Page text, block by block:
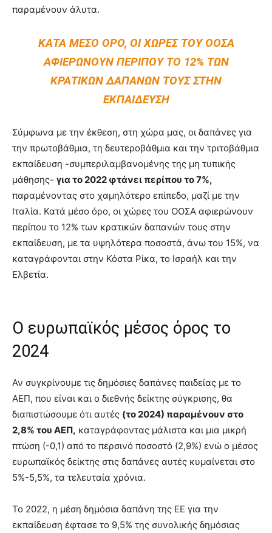
παραμένουν άλυτα.
ΚΑΤΆ ΜΈΣΟ ΌΡΟ, ΟΙ ΧΏΡΕΣ ΤΟΥ ΟΟΣΑ
ΑΦΙΕΡΏΝΟΥΝ ΠΕΡΊΠΟΥ ΤΟ 12% ΤΩΝ
ΚΡΑΤΙΚΏΝ ΔΑΠΑΝΏΝ ΤΟΥΣ ΣΤΗΝ
ΕΚΠΑΊΔΕΥΣΗ
Σύμφωνα με την έκθεση, στη χώρα μας, οι δαπάνες για
την πρωτοβάθμια, τη δευτεροβάθμια και την τριτοβάθμια
εκπαίδευση -συμπεριλαμβανομένης της μη τυπικής
μάθησης- για το 2022 φτάνει περίπου το 7%,
παραμένοντας στο χαμηλότερο επίπεδο, μαζί με την
Ιταλία. Κατά μέσο όρο, οι χώρες του ΟΟΣΑ αφιερώνουν
περίπου το 12% των κρατικών δαπανών τους στην
εκπαίδευση, με τα υψηλότερα ποσοστά, άνω του 15%, να
καταγράφονται στην Κόστα Ρίκα, το Ισραήλ και την
Ελβετία.
Ο ευρωπαϊκός μέσος όρος το
2024
Αν συγκρίνουμε τις δημόσιες δαπάνες παιδείας με το
ΑΕΠ, που είναι και ο διεθνής δείκτης σύγκρισης, θα
διαπιστώσουμε ότι αυτές (το 2024) παραμένουν στο
2,8% του ΑΕΠ, καταγράφοντας μάλιστα και μια μικρή
πτώση (-0,1) από το περσινό ποσοστό (2,9%) ενώ ο μέσος
ευρωπαϊκός δείκτης στις δαπάνες αυτές κυμαίνεται στο
5%-5,5%, τα τελευταία χρόνια.
Το 2022, η μέση δημόσια δαπάνη της ΕΕ για την
εκπαίδευση έφτασε το 9,5% της συνολικής δημόσιας